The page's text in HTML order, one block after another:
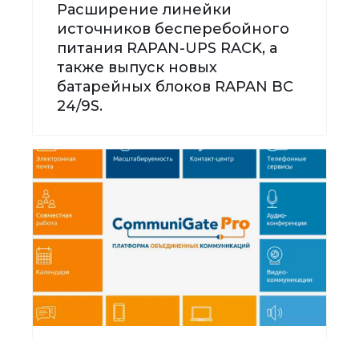
Расширение линейки
источников бесперебойного
питания RAPAN-UPS RACK, а
также выпуск новых
батарейных блоков RAPAN BC
24/9S.